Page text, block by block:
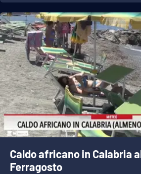
Caldo africano in Calabria
Ferragosto